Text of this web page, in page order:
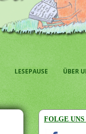
LESEPAUSE ÜBER
FOLGE